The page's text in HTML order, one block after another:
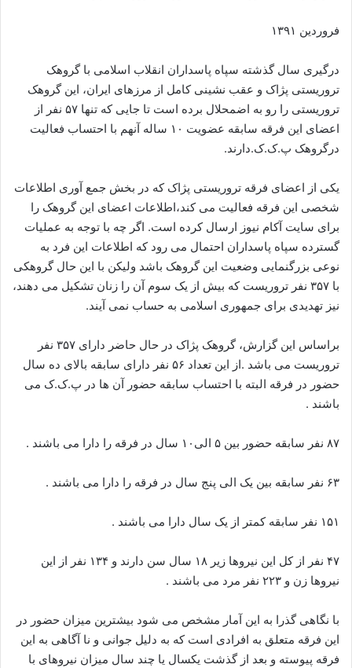
ل
فروردین ۱۳۹۱
درگیری سال گذشته سپاه پاسداران انقلاب اسلامی با گروهک
تروریستی پژاک و عقب نشینی کامل از مرزهای ایران، این گروهک
تروریستی را رو به اضمحلال برده است تا جایی که تنها ۵۷ نفر از
اعضای این فرقه سابقه عضویت ۱۰ ساله آنهم با احتساب فعالیت
درگروهک پ.ک.ک.دارند.
یکی از اعضای فرقه تروریستی پژاک که در بخش جمع آوری اطلاعات
شخصی این فرقه فعالیت می کند،اطلاعات اعضای این گروهک را
برای سایت آکام نیوز ارسال کرده است. اگر چه با توجه به عملیات
گسترده سپاه پاسداران احتمال می رود که اطلاعات این فرد به
نوعی بزرگنمایی وضعیت این گروهک باشد ولیکن با این حال گروهکی
با ۳۵۷ نفر تروریست که بیش از یک سوم آن را زنان تشکیل می دهند،
نیز تهدیدی برای جمهوری اسلامی به حساب نمی آیند.
براساس این گزارش، گروهک پژاک در حال حاضر دارای ۳۵۷ نفر
تروریست می باشد .از این تعداد ۵۶ نفر دارای سابقه بالای ده سال
حضور در فرقه البته با احتساب سابقه حضور آن ها در پ.ک.ک می
باشند .
۸۷ نفر سابقه حضور بین ۵ الی۱۰ سال در فرقه را دارا می باشند .
۶۳ نفر سابقه بین یک الی پنج سال در فرقه را دارا می باشند .
۱۵۱ نفر سابقه کمتر از یک سال دارا می باشند .
۴۷ نفر از کل این نیروها زیر ۱۸ سال سن دارند و ۱۳۴ نفر از این
نیروها زن و ۲۲۳ نفر مرد می باشند .
با نگاهی گذرا به این آمار مشخص می شود بیشترین میزان حضور در
این فرقه متعلق به افرادی است که به دلیل جوانی و نا آگاهی به این
فرقه پیوسته و بعد از گذشت یکسال یا چند سال میزان نیروهای با